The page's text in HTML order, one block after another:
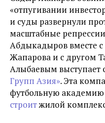
«отпугивании
и суды развернули
масштабные
Абдыкадыров вместе
Жапарова и с другом
Алыбаевым выступает
Групп Азия». Эта
футбольную академию
строитжилой